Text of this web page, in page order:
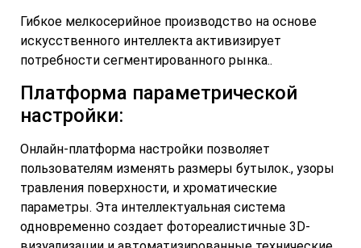
Гибкое мелкосерийное производство на основе
искусственного интеллекта активизирует
потребности сегментированного рынка..
Платформа параметрической
настройки:
Онлайн-платформа настройки позволяет
пользователям изменять размеры бутылок., узоры
травления поверхности, и хроматические
параметры. Эта интеллектуальная система
одновременно создает фотореалистичные 3D-